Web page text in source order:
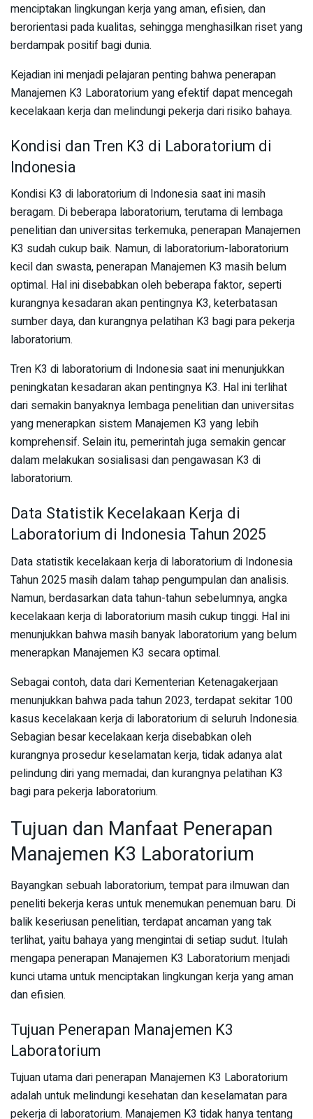
menciptakan lingkungan kerja yang aman, efisien, dan
berorientasi pada kualitas, sehingga menghasilkan riset yang
berdampak positif bagi dunia.
Kejadian ini menjadi pelajaran penting bahwa penerapan
Manajemen K3 Laboratorium yang efektif dapat mencegah
kecelakaan kerja dan melindungi pekerja dari risiko bahaya.
Kondisi dan Tren K3 di Laboratorium di
Indonesia
Kondisi K3 di laboratorium di Indonesia saat ini masih
beragam. Di beberapa laboratorium, terutama di lembaga
penelitian dan universitas terkemuka, penerapan Manajemen
K3 sudah cukup baik. Namun, di laboratorium-laboratorium
kecil dan swasta, penerapan Manajemen K3 masih belum
optimal. Hal ini disebabkan oleh beberapa faktor, seperti
kurangnya kesadaran akan pentingnya K3, keterbatasan
sumber daya, dan kurangnya pelatihan K3 bagi para pekerja
laboratorium.
Tren K3 di laboratorium di Indonesia saat ini menunjukkan
peningkatan kesadaran akan pentingnya K3. Hal ini terlihat
dari semakin banyaknya lembaga penelitian dan universitas
yang menerapkan sistem Manajemen K3 yang lebih
komprehensif. Selain itu, pemerintah juga semakin gencar
dalam melakukan sosialisasi dan pengawasan K3 di
laboratorium.
Data Statistik Kecelakaan Kerja di
Laboratorium di Indonesia Tahun 2025
Data statistik kecelakaan kerja di laboratorium di Indonesia
Tahun 2025 masih dalam tahap pengumpulan dan analisis.
Namun, berdasarkan data tahun-tahun sebelumnya, angka
kecelakaan kerja di laboratorium masih cukup tinggi. Hal ini
menunjukkan bahwa masih banyak laboratorium yang belum
menerapkan Manajemen K3 secara optimal.
Sebagai contoh, data dari Kementerian Ketenagakerjaan
menunjukkan bahwa pada tahun 2023, terdapat sekitar 100
kasus kecelakaan kerja di laboratorium di seluruh Indonesia.
Sebagian besar kecelakaan kerja disebabkan oleh
kurangnya prosedur keselamatan kerja, tidak adanya alat
pelindung diri yang memadai, dan kurangnya pelatihan K3
bagi para pekerja laboratorium.
Tujuan dan Manfaat Penerapan
Manajemen K3 Laboratorium
Bayangkan sebuah laboratorium, tempat para ilmuwan dan
peneliti bekerja keras untuk menemukan penemuan baru. Di
balik keseriusan penelitian, terdapat ancaman yang tak
terlihat, yaitu bahaya yang mengintai di setiap sudut. Itulah
mengapa penerapan Manajemen K3 Laboratorium menjadi
kunci utama untuk menciptakan lingkungan kerja yang aman
dan efisien.
Tujuan Penerapan Manajemen K3
Laboratorium
Tujuan utama dari penerapan Manajemen K3 Laboratorium
adalah untuk melindungi kesehatan dan keselamatan para
pekerja di laboratorium. Manajemen K3 tidak hanya tentang